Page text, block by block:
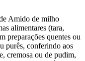
Amido de milho
alimentares (tara,
preparações quentes ou
purês, conferindo aos
cremosa ou de pudim,